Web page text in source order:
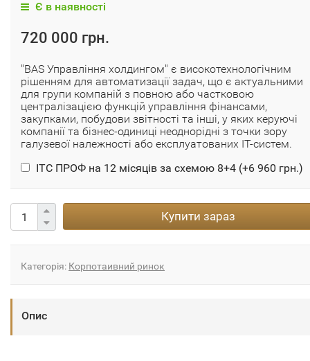
Є в наявності
720 000 грн.
"BAS Управління холдингом" є високотехнологічним
рішенням для автоматизації задач, що є актуальними
для групи компаній з повною або частковою
централізацією функцій управління фінансами,
закупками, побудови звітності та інші, у яких керуючі
компанії та бізнес-одиниці неоднорідні з точки зору
галузевої належності або експлуатованих ІТ-систем.
ІТС ПРОФ на 12 місяців за схемою 8+4 (+6 960 грн.)
Купити зараз
Категорія: Корпотаивний ринок
Опис